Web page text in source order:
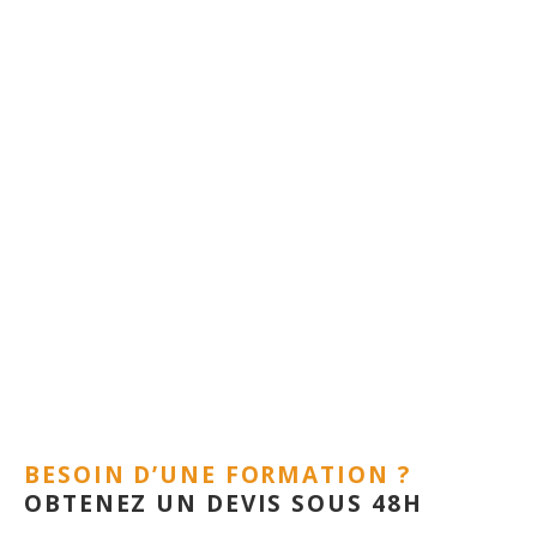
BESOIN D’UNE FORMATION ?
OBTENEZ UN DEVIS SOUS 48H